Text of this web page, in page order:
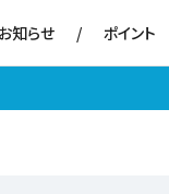
お知らせ ポイント